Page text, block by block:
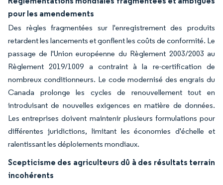
pour les amendements
Des règles fragmentées sur l'enregistrement des produits
retardent les lancements et gonflent les coûts de conformité. Le
passage de l'Union européenne du Règlement 2003/2003 au
Règlement 2019/1009 a contraint à la re-certification de
nombreux conditionneurs. Le code modernisé des engrais du
Canada prolonge les cycles de renouvellement tout en
introduisant de nouvelles exigences en matière de données.
Les entreprises doivent maintenir plusieurs formulations pour
différentes juridictions, limitant les économies d'échelle et
ralentissant les déploiements mondiaux.
Scepticisme des agriculteurs dû à des résultats terrain
incohérents